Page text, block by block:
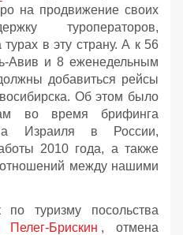
на продвижение своих
туроператоров,
в эту страну. А к 56
Авив и 8 еженедельным
добавиться рейсы
Об этом было
во время брифинга
Израиля в России,
2010 года, а также
отношений между нашими
по туризму посольства
Пелег-Брискин , отмена